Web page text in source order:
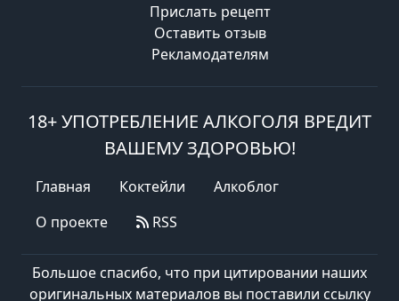
Прислать рецепт
Оставить отзыв
Рекламодателям
18+ УПОТРЕБЛЕНИЕ АЛКОГОЛЯ ВРЕДИТ
ВАШЕМУ ЗДОРОВЬЮ!
Главная Коктейли
Алкоблог
О проекте
RSS
Большое спасибо, что при цитировании наших
оригинальных материалов вы поставили ссылку